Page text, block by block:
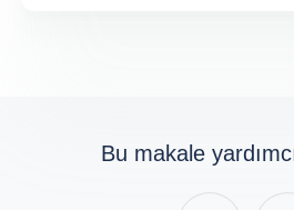
Bu makale